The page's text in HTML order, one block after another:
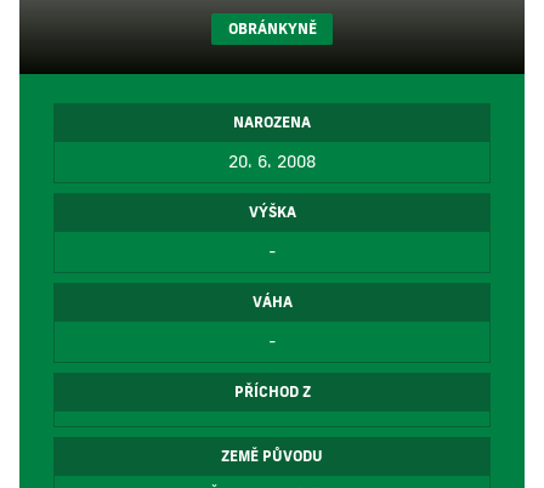
OBRÁNKYNĚ
NAROZENA
20. 6. 2008
VÝŠKA
-
VÁHA
-
PŘÍCHOD Z
ZEMĚ PŮVODU